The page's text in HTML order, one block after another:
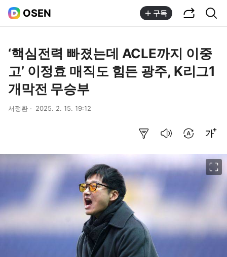
OSEN 구독
‘핵심전력 빠졌는데 ACLE까지 이중
고’ 이정효 매직도 힘든 광주, K리그1
개막전 무승부
서정환 2025. 2. 15. 19:12